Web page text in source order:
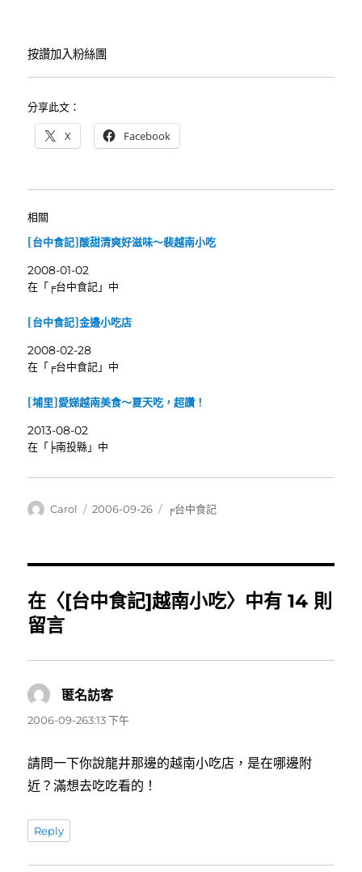
按讚加入粉絲團
分享此文：
X Facebook
相關
[台中食記]酸甜清爽好滋味～裴越南小吃
2008-01-02
在「╒台中食記」中
[台中食記]金邊小吃店
2008-02-28
在「╒台中食記」中
[埔里]愛娣越南美食～夏天吃，超讚！
2013-08-02
在「╞南投縣」中
作
Carol
發
2006-09-26
分
╒台中食記
在〈[台中食記]越南小吃〉中有 14 則
留言
匿名訪客表
示:
2006-09-263:13 下午
請問一下你說龍井那邊的越南小吃店，是在哪邊附
近？滿想去吃吃看的！
Reply